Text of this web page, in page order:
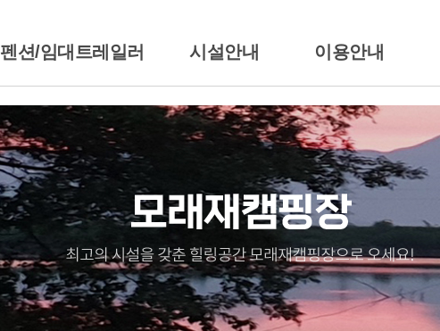
펜션/임대트레일러 시설안내 이용안내
트레일러임대
시설안내
이용준수사항